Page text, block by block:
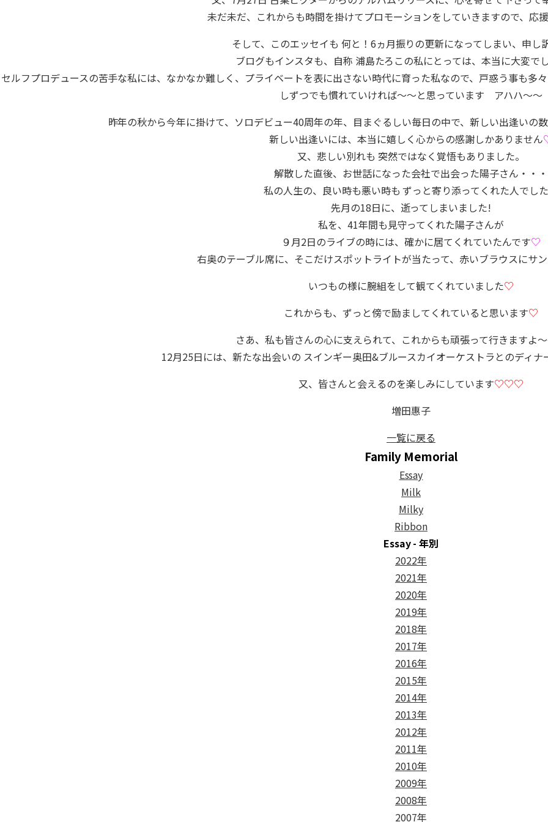
未だ未だ、これからも時間を掛けてプロモーションをしていきますので、応
そして、このエッセイも 何と！6ヵ月振りの更新になってしまい、申し
ブログもインスタも、自称 浦島たろこの私にとっては、本当に大変で
セルフプロデュースの苦手な私には、なかなか難しく、プライベートを表に出さない時代に育った私なので、戸惑う事も多
しずつでも慣れていければ〜〜と思っています アハハ〜〜
昨年の秋から今年に掛けて、ソロデビュー40周年の年、目まぐるしい毎日の中で、新しい出逢いの
新しい出逢いには、本当に嬉しく心からの感謝しかありません
又、悲しい別れも 突然ではなく覚悟もありました。
解散した直後、お世話になった会社で出会った陽子さん・・・
私の人生の、良い時も悪い時も ずっと寄り添ってくれた人でした
先月の18日に、逝ってしまいました!
私を、41年間も見守ってくれた陽子さんが
９月2日のライブの時には、確かに居てくれていたんです♡
右奥のテーブル席に、そこだけスポットライトが当たって、赤いブラウスにサン
いつもの様に腕組をして観てくれていました♡
これからも、ずっと傍で励ましてくれていると思います♡
さあ、私も皆さんの心に支えられて、これからも頑張って行きますよ
12月25日には、新たな出会いの スインギー奥田&ブルースカイオーケストラとのディナ
又、皆さんと会えるのを楽しみにしています♡♡♡
増田惠子
一覧に戻る
Family Memorial
Essay
Milk
Milky
Ribbon
Essay - 年別
2022年
2021年
2020年
2019年
2018年
2017年
2016年
2015年
2014年
2013年
2012年
2011年
2010年
2009年
2008年
2007年